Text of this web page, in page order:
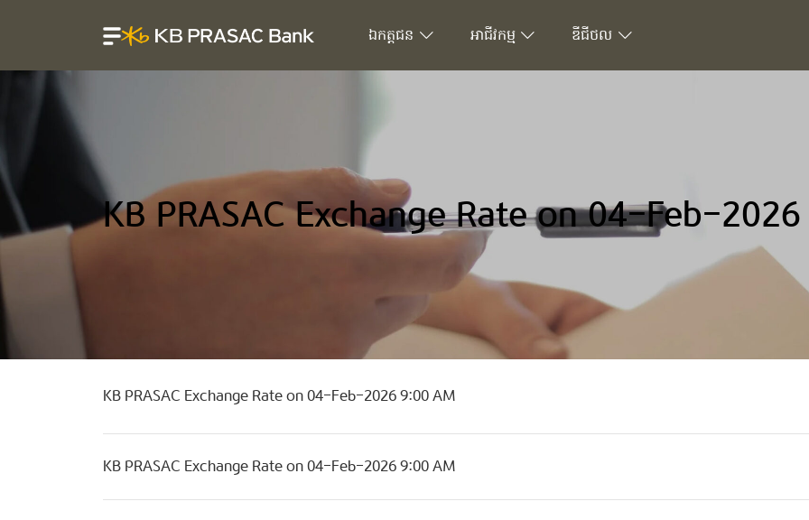
ឯកត្តជន អាជីវកម្ម ឌីជីថល
KB PRASAC Exchange Rate on 04-Feb-
KB PRASAC Exchange Rate on 04-Feb-2026 9:00 AM
KB PRASAC Exchange Rate on 04-Feb-2026 9:00 AM